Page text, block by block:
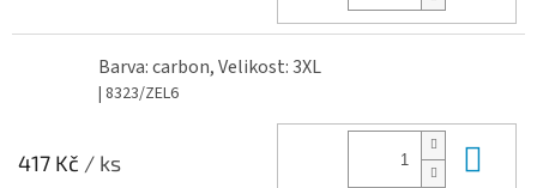
Barva: carbon, Velikost: 3XL
| 8323/ZEL6
417 Kč / ks